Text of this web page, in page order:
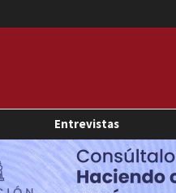
Entrevistas